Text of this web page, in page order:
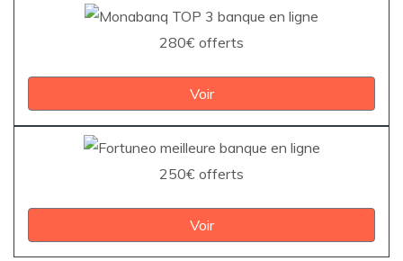
280€ offerts
Voir
250€ offerts
Voir